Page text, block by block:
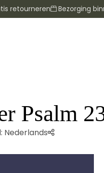
retourneren Bezorging
Psalm
Nederlands